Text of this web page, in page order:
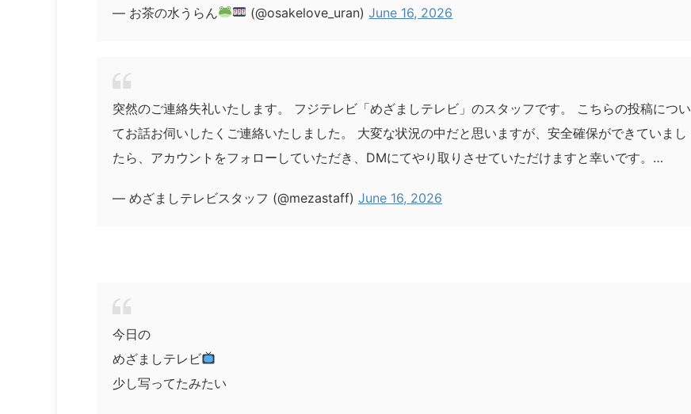
— お茶の水うらん (@osakelove_uran)June 16, 2026
突然のご連絡失礼いたします。 フジテレビ「めざましテレビ」のスタッフです。 こちらの投稿につい
てお話お伺いしたくご連絡いたしました。 大変な状況の中だと思いますが、安全確保ができていまし
たら、アカウントをフォローしていただき、DMにてやり取りさせていただけますと幸いです。…
— めざましテレビスタッフ (@mezastaff) June 16, 2026
今日の
めざましテレビ
少し写ってたみたい